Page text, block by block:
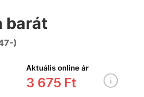
barát
)
Aktuális online ár
3 675 Ft